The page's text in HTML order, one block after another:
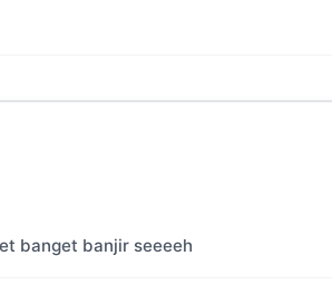
banget banjir seeeeh